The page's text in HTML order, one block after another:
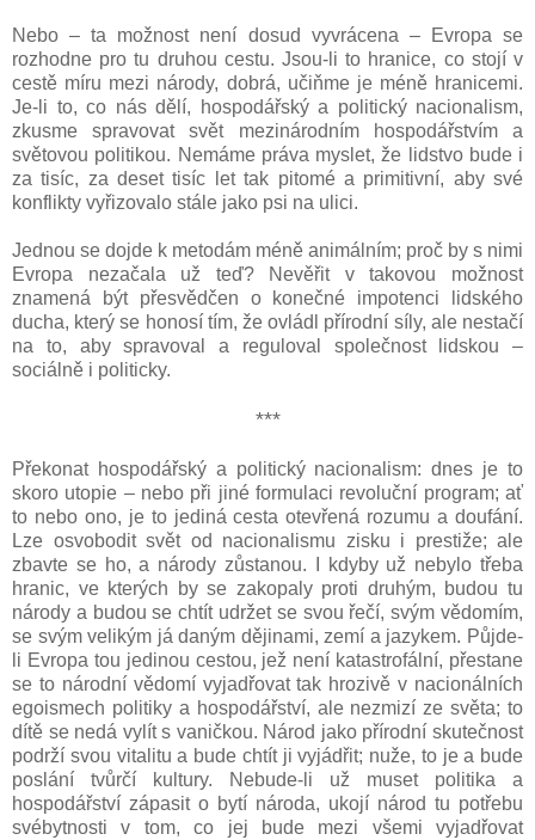
Nebo – ta možnost není dosud vyvrácena – Evropa se
rozhodne pro tu druhou cestu. Jsou-li to hranice, co stojí v
cestě míru mezi národy, dobrá, učiňme je méně hranicemi.
Je-li to, co nás dělí, hospodářský a politický nacionalism,
zkusme spravovat svět mezinárodním hospodářstvím a
světovou politikou. Nemáme práva myslet, že lidstvo bude i
za tisíc, za deset tisíc let tak pitomé a primitivní, aby své
konflikty vyřizovalo stále jako psi na ulici.
Jednou se dojde k metodám méně animálním; proč by s nimi
Evropa nezačala už teď? Nevěřit v takovou možnost
znamená být přesvědčen o konečné impotenci lidského
ducha, který se honosí tím, že ovládl přírodní síly, ale nestačí
na to, aby spravoval a reguloval společnost lidskou –
sociálně i politicky.
***
Překonat hospodářský a politický nacionalism: dnes je to
skoro utopie – nebo při jiné formulaci revoluční program; ať
to nebo ono, je to jediná cesta otevřená rozumu a doufání.
Lze osvobodit svět od nacionalismu zisku i prestiže; ale
zbavte se ho, a národy zůstanou. I kdyby už nebylo třeba
hranic, ve kterých by se zakopaly proti druhým, budou tu
národy a budou se chtít udržet se svou řečí, svým vědomím,
se svým velikým já daným dějinami, zemí a jazykem. Půjde-
li Evropa tou jedinou cestou, jež není katastrofální, přestane
se to národní vědomí vyjadřovat tak hrozivě v nacionálních
egoismech politiky a hospodářství, ale nezmizí ze světa; to
dítě se nedá vylít s vaničkou. Národ jako přírodní skutečnost
podrží svou vitalitu a bude chtít ji vyjádřit; nuže, to je a bude
poslání tvůrčí kultury. Nebude-li už muset politika a
hospodářství zápasit o bytí národa, ukojí národ tu potřebu
svébytnosti v tom, co jej bude mezi všemi vyjadřovat